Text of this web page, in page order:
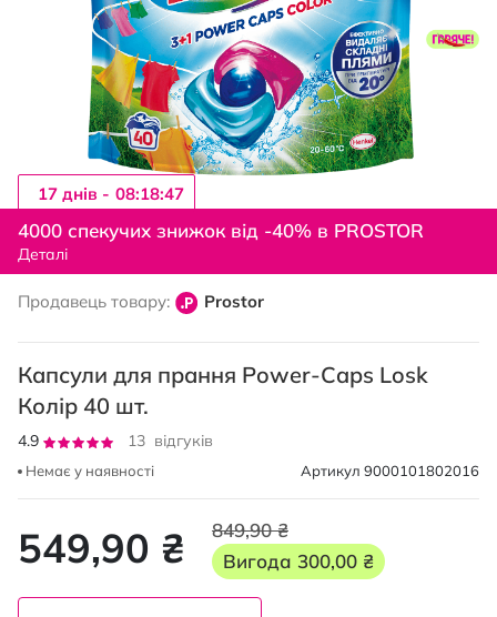
Перейти
до
початку
галереї
4000 спекучих знижок від -40% в PROSTOR
Деталі
17 днiв - 08:18:46
Продавець товару: Prostor
Капсули для прання Power-Caps Losk
Колір 40 шт.
Рейтинг:
4.9
13 відгуків
Немає у наявності Артикул 9000101802016
549,90 ₴
849,90 ₴
Вигода 300,00 ₴